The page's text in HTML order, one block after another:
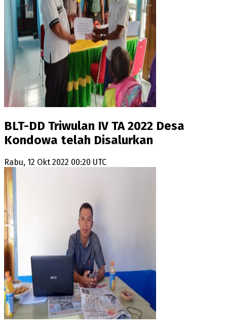
BLT-DD Triwulan IV TA 2022 Desa
Kondowa telah Disalurkan
Rabu, 12 Okt 2022 00:20 UTC